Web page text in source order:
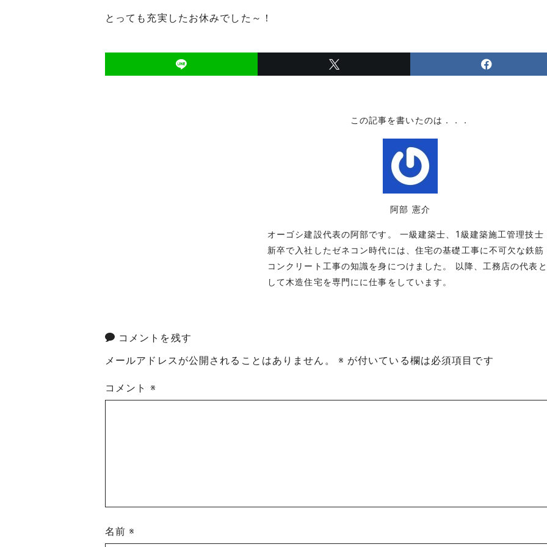
とっても充実したお休みでした～！
この記事を書いたのは．．．
阿部 憲介
オーゴシ建設代表の阿部です。 一級建築士、1級建築施工管理技士
新卒で入社したゼネコン時代には、住宅の基礎工事に不可欠な鉄筋
コンクリート工事の知識を身につけました。 以降、工務店の代表と
して木造住宅を専門にに仕事をしています。
コメントを残す
メールアドレスが公開されることはありません。
※ が付いている欄は必須項目です
コメント ※
名前※